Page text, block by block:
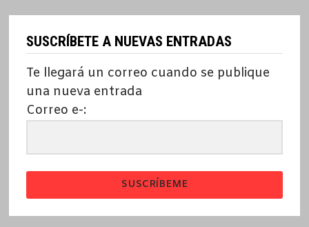
SUSCRÍBETE A NUEVAS ENTRADAS
Te llegará un correo cuando se publique
una nueva entrada
Correo e-:
SUSCRÍBEME